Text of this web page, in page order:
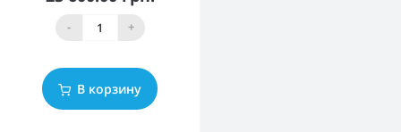
- +
В корзину